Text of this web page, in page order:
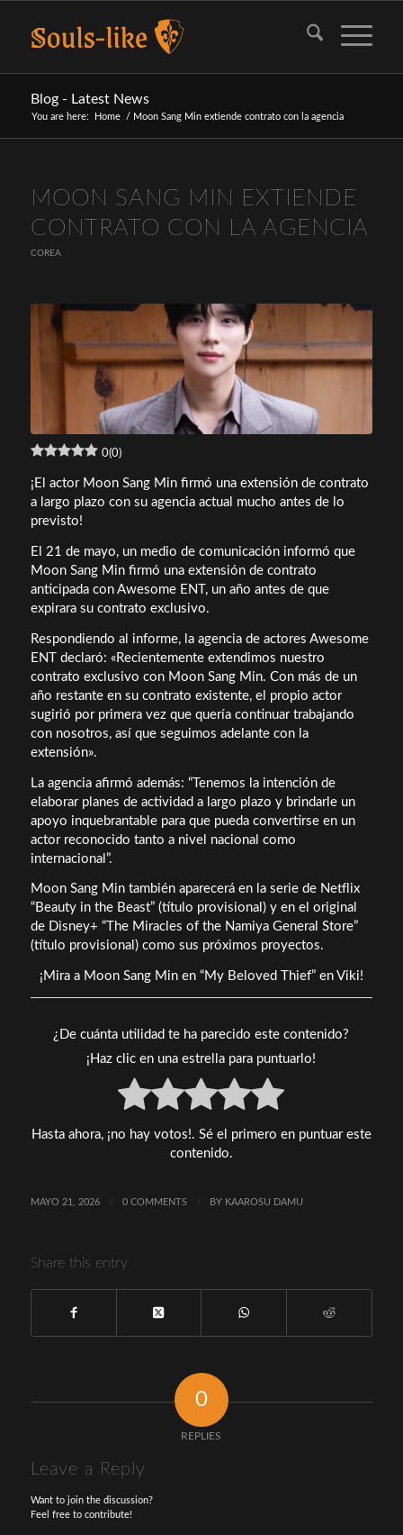
Blog - Latest News
You are here: Home / Moon Sang Min extiende contrato con la agencia
MOON SANG MIN EXTIENDE
CONTRATO CON LA AGENCIA
COREA
0(0)
¡El actor Moon Sang Min firmó una extensión de contrato
a largo plazo con su agencia actual mucho antes de lo
previsto!
El 21 de mayo, un medio de comunicación informó que
Moon Sang Min firmó una extensión de contrato
anticipada con Awesome ENT, un año antes de que
expirara su contrato exclusivo.
Respondiendo al informe, la agencia de actores Awesome
ENT declaró: «Recientemente extendimos nuestro
contrato exclusivo con Moon Sang Min. Con más de un
año restante en su contrato existente, el propio actor
sugirió por primera vez que quería continuar trabajando
con nosotros, así que seguimos adelante con la
extensión».
La agencia afirmó además: “Tenemos la intención de
elaborar planes de actividad a largo plazo y brindarle un
apoyo inquebrantable para que pueda convertirse en un
actor reconocido tanto a nivel nacional como
internacional”.
Moon Sang Min también aparecerá en la serie de Netflix
“Beauty in the Beast” (título provisional) y en el original
de Disney+ “The Miracles of the Namiya General Store”
(título provisional) como sus próximos proyectos.
¡Mira a Moon Sang Min en “My Beloved Thief” en Viki!
¿De cuánta utilidad te ha parecido este contenido?
¡Haz clic en una estrella para puntuarlo!
Hasta ahora, ¡no hay votos!. Sé el primero en puntuar este
contenido.
MAYO 21, 2026 / 0 COMMENTS / BY KAAROSU DAMU
Share this entry
0
REPLIES
Leave a Reply
Want to join the discussion?
Feel free to contribute!